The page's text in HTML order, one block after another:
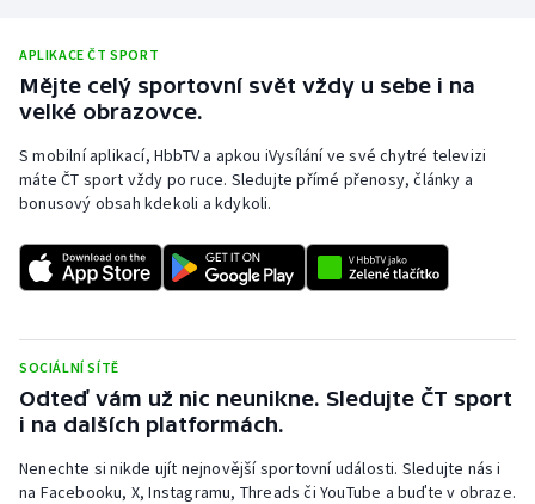
APLIKACE ČT SPORT
Mějte celý sportovní svět vždy u sebe i na
velké obrazovce.
S mobilní aplikací, HbbTV a apkou iVysílání ve své chytré televizi
máte ČT sport vždy po ruce. Sledujte přímé přenosy, články a
bonusový obsah kdekoli a kdykoli.
SOCIÁLNÍ SÍTĚ
Odteď vám už nic neunikne. Sledujte ČT sport
i na dalších platformách.
Nenechte si nikde ujít nejnovější sportovní události. Sledujte nás i
na Facebooku, X, Instagramu, Threads či YouTube a buďte v obraze.